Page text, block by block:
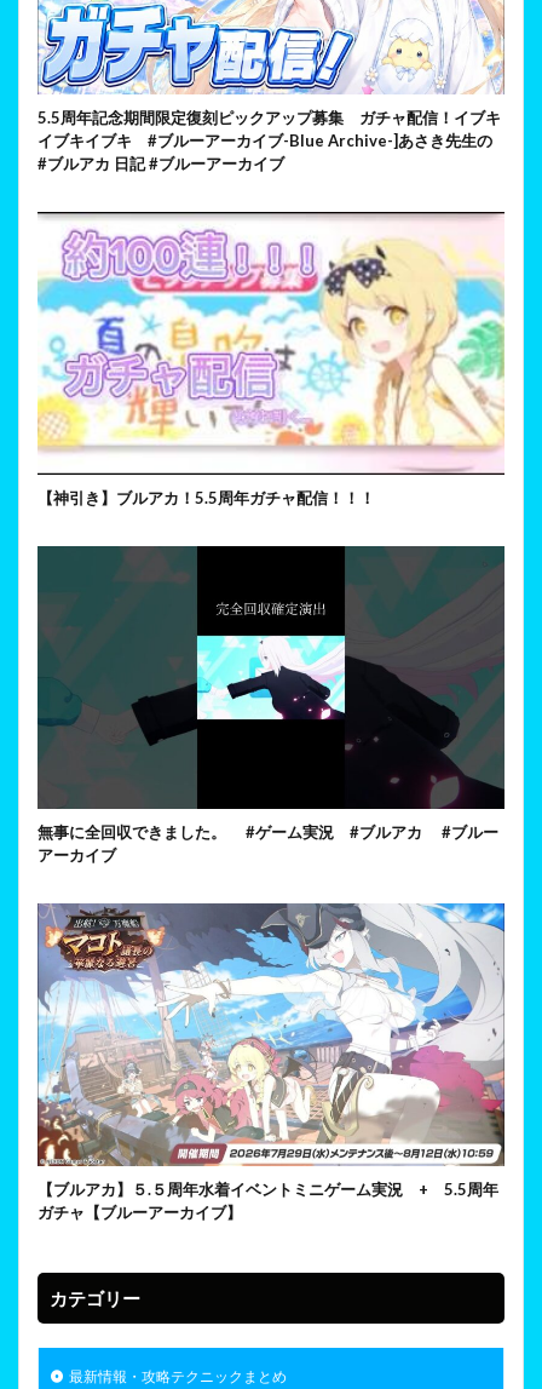
5.5周年記念期間限定復刻ピックアップ募集 ガチャ配信！イブキ
イブキイブキ #ブルーアーカイブ-Blue Archive-]あさき先生の
#ブルアカ 日記 #ブルーアーカイブ
【神引き】ブルアカ！5.5周年ガチャ配信！！！
無事に全回収できました。 #ゲーム実況 #ブルアカ #ブルー
アーカイブ
【ブルアカ】５.５周年水着イベントミニゲーム実況 + 5.5周年
ガチャ【ブルーアーカイブ】
カテゴリー
最新情報・攻略テクニックまとめ